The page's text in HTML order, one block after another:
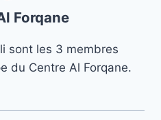
Forqane
sont les 3 membres
du Centre Al Forqane.